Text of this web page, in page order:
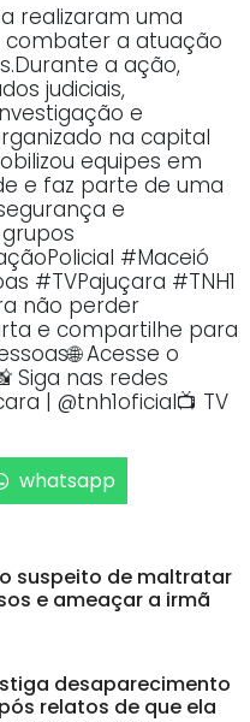
realizaram uma
a atuação
a ação,
judiciais,
e
na capital
equipes em
e faz parte de uma
e
#Maceió
#TVPajuçara #TNH1
não perder
e compartilhe para
Acesse o
Siga nas redes
| @tnh1oficial📺 TV
whatsapp
suspeito de maltratar
e ameaçar a irmã
desaparecimento
relatos de que ela